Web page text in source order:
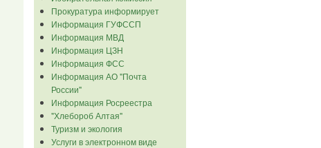
Прокуратура информирует
Информация ГУФССП
Информация МВД
Информация ЦЗН
Информация ФСС
Информация АО "Почта
России"
Информация Росреестра
"Хлебороб Алтая"
Туризм и экология
Услуги в электронном виде